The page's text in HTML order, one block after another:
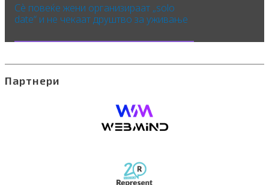
Сè повеќе жени организираат „solo
date“ и не чекаат друштво за уживање
Партнери